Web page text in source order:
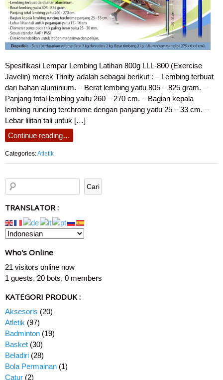
Spesifikasi Lempar Lembing Latihan 800g LLL-800 (Exercise
Javelin) merek Trinity adalah sebagai berikut : – Lembing terbuat
dari bahan aluminium. – Berat lembing yaitu 805 – 825 gram. –
Panjang total lembing yaitu 260 – 270 cm. – Bagian kepala
lembing runcing terchrome dengan panjang yaitu 25 – 33 cm. –
Lebar lilitan tali untuk […]
Continue reading…
Categories:Atletik
TRANSLATOR :
Who's Online
21 visitors online now
1 guests, 20 bots, 0 members
KATEGORI PRODUK :
Aksesoris (20)
Atletik (97)
Badminton (19)
Basket (30)
Beladiri (28)
Bola Permainan (1)
Catur (2)